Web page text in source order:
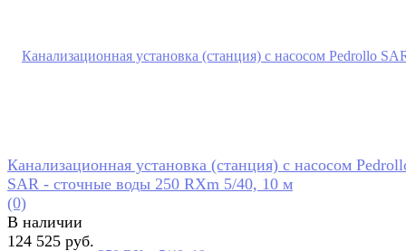
Канализационная установка (станция) с насосом
SAR - сточные воды 250 RXm 5/40, 10 м
(0)
В наличии
124 525 руб.